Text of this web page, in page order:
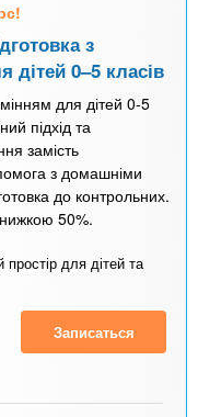
з
дітей 0–5 класів
для дітей 0-5
підхід та
замість
з домашніми
до контрольних.
50%.
простір для дітей та
Записаться